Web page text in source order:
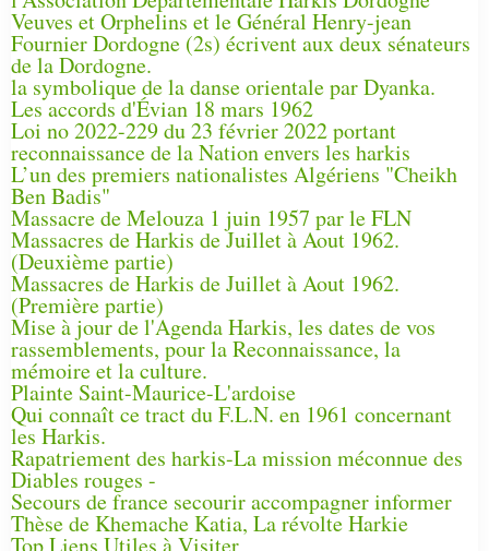
Veuves et Orphelins et le Général Henry-jean
Fournier Dordogne (2s) écrivent aux deux sénateurs
de la Dordogne.
la symbolique de la danse orientale par Dyanka.
Les accords d'Évian 18 mars 1962
Loi no 2022-229 du 23 février 2022 portant
reconnaissance de la Nation envers les harkis
L’un des premiers nationalistes Algériens "Cheikh
Ben Badis"
Massacre de Melouza 1 juin 1957 par le FLN
Massacres de Harkis de Juillet à Aout 1962.
(Deuxième partie)
Massacres de Harkis de Juillet à Aout 1962.
(Première partie)
Mise à jour de l'Agenda Harkis, les dates de vos
rassemblements, pour la Reconnaissance, la
mémoire et la culture.
Plainte Saint-Maurice-L'ardoise
Qui connaît ce tract du F.L.N. en 1961 concernant
les Harkis.
Rapatriement des harkis-La mission méconnue des
Diables rouges -
Secours de france secourir accompagner informer
Thèse de Khemache Katia, La révolte Harkie